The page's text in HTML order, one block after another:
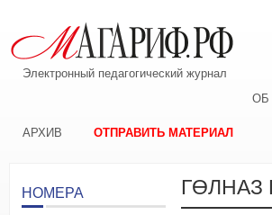
Электронный педагогический журнал
ОБ
АРХИВ ОТПРАВИТЬ МАТЕРИАЛ
ГӨЛНАЗ
НОМЕРА